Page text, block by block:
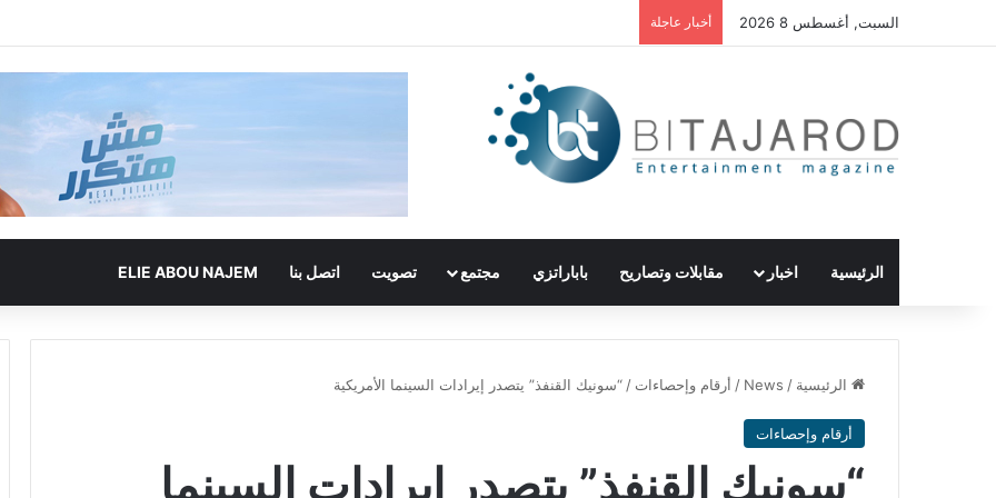
السبت, أغسطس 8 2026 أخبار عاجلة
الرئيسية اخبار مقابلات وتصاريح باباراتزي مجتمع تصويت اتصل بنا ELIE ABOU NAJEM
الرئيسية /
News
/ أرقام وإحصاءات / “سونيك القنفذ” يتصدر إيرادات السينما الأمريكية
أرقام وإحصاءات
“سونيك القنفذ” يتصدر إيرادات السينما